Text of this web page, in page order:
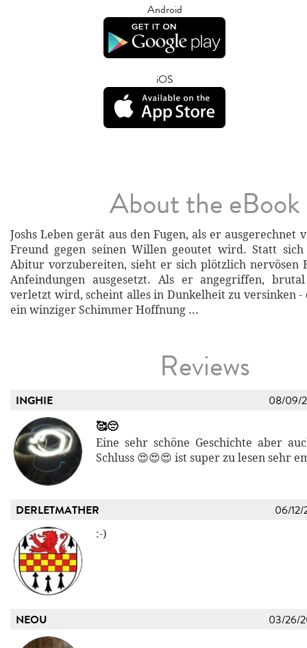
Android
iOS
About the eBook
Joshs Leben gerät aus den Fugen, als er ausgerechnet
Freund gegen seinen Willen geoutet wird. Statt
Abitur vorzubereiten, sieht er sich plötzlich nervösen
Anfeindungen ausgesetzt. Als er angegriffen,
verletzt wird, scheint alles in Dunkelheit zu versinken -
ein winziger Schimmer Hoffnung ...
Reviews
INGHIE 08/09/
🥰😔
Eine sehr schöne Geschichte aber
Schluss 😍😍😍 ist super zu lesen sehr
DERLETMATHER 06/12/
:-)
NEOU 03/26/